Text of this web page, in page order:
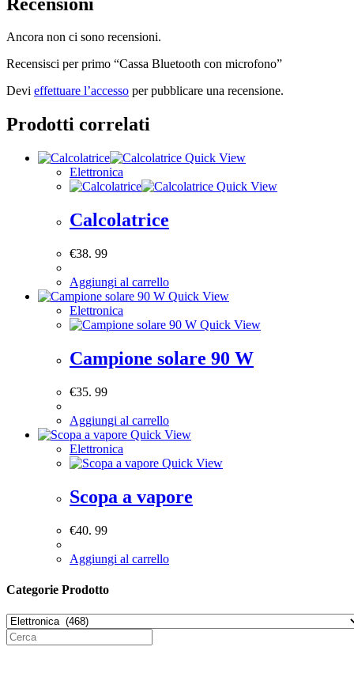
Ancora non ci sono recensioni.
Recensisci per primo “Cassa Bluetooth con microfono”
Devi effettuare l’accesso per pubblicare una recensione.
Prodotti correlati
Quick View
Elettronica
Quick View
Calcolatrice
€38. 99
Aggiungi al carrello
Quick View
Elettronica
Quick View
Campione solare 90 W
€35. 99
Aggiungi al carrello
Quick View
Elettronica
Quick View
Scopa a vapore
€40. 99
Aggiungi al carrello
Categorie Prodotto